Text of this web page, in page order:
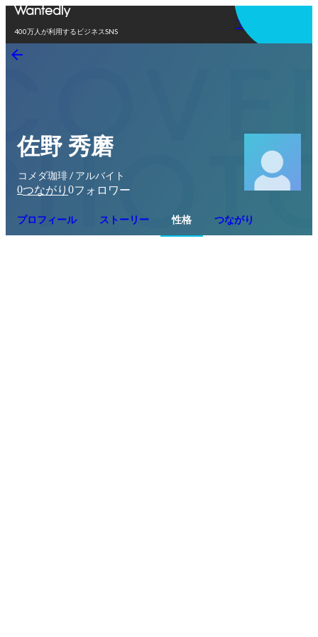
400万人が利用するビジネスSNS
アプリを使う
佐野 秀磨
コメダ珈琲 / アルバイト
0つながり 0フォロワー
プロフィール ストーリー 性格 つながり